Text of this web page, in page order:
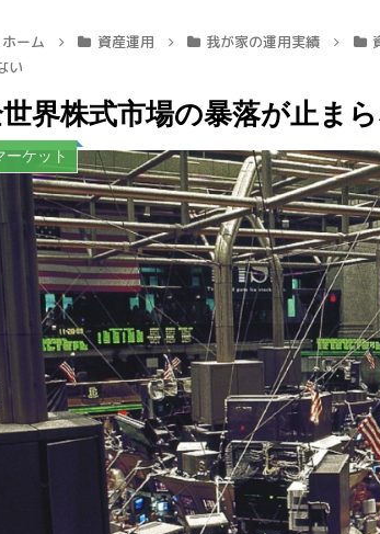
ホーム 資産運用 我が家の運用実績
い
界株式市場の暴落が止ま
ーケット